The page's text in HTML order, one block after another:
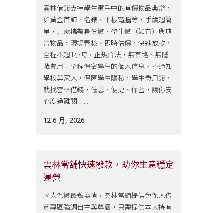
雲林借錢支持學生黨手中的有價物品典當，
如黃金首飾、名錶、平板電腦等，手續超簡
單，只需攜帶身份證、學生證（如有）與典
當物品，現場審核、即時估價，快速放款，
全程不超1小時，正規合法，無套路、無隱
藏費用，全程保密學生的個人信息，不通知
學校與家人，保障學生隱私，學生急用錢，
就找雲林借錢，低息、便捷、保密，讓你安
心度過難關！...
12 6 月, 2026
雲林當舖快速撥款，助你生意穩定
運營
求人保證最難為情，雲林當舖提供免保人借
貸專區強調自主與尊嚴，只需提供本人持有